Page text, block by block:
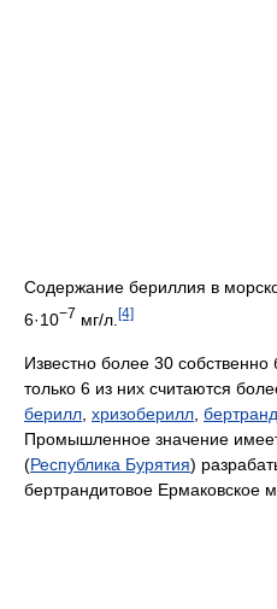
Содержание бериллия в
6·10−7 мг/л. [4]
Известно более 30
только 6 из них считаются
берилл хризоберилл
Промышленное значение
(Республика Бурятия)
бертрандитовое Ермаковское